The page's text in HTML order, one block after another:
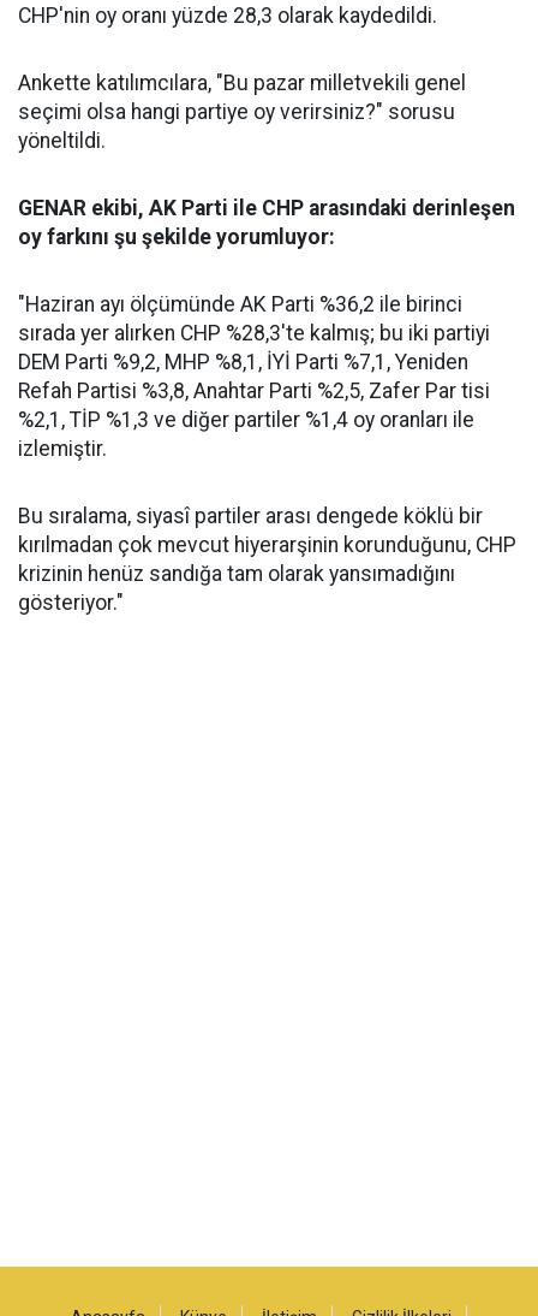
CHP'nin oy oranı yüzde 28,3 olarak kaydedildi.
Ankette katılımcılara, "Bu pazar milletvekili genel
seçimi olsa hangi partiye oy verirsiniz?" sorusu
yöneltildi.
GENAR ekibi, AK Parti ile CHP arasındaki derinleşen
oy farkını şu şekilde yorumluyor:
"Haziran ayı ölçümünde AK Parti %36,2 ile birinci
sırada yer alırken CHP %28,3'te kalmış; bu iki partiyi
DEM Parti %9,2, MHP %8,1, İYİ Parti %7,1, Yeniden
Refah Partisi %3,8, Anahtar Parti %2,5, Zafer Par tisi
%2,1, TİP %1,3 ve diğer partiler %1,4 oy oranları ile
izlemiştir.
Bu sıralama, siyasî partiler arası dengede köklü bir
kırılmadan çok mevcut hiyerarşinin korunduğunu, CHP
krizinin henüz sandığa tam olarak yansımadığını
gösteriyor."